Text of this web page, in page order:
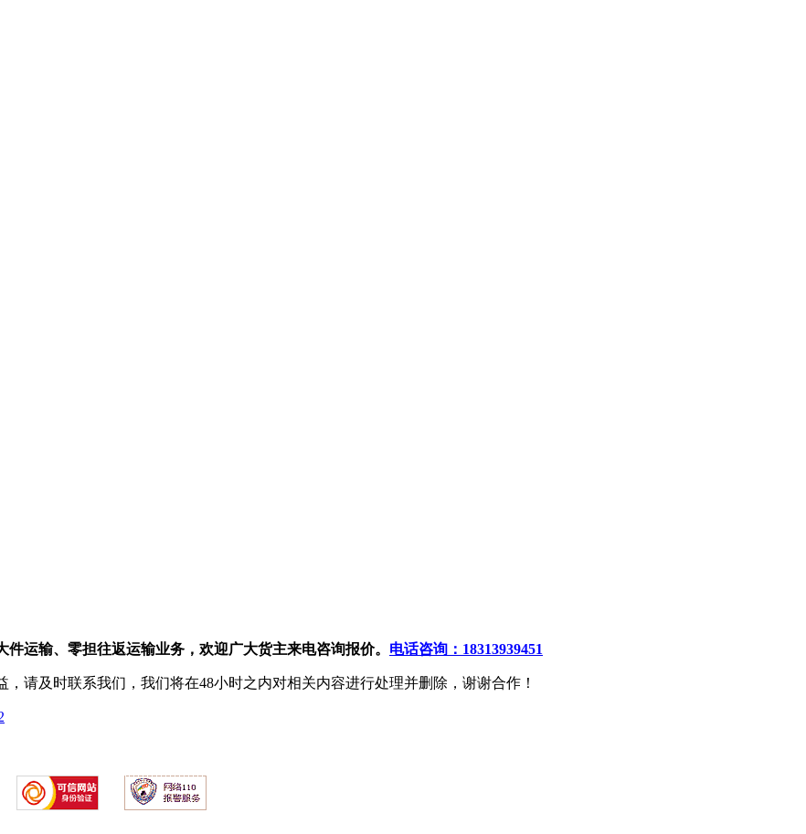
运输、零担往返运输业务，欢迎广大货主来电咨询报价。 电话咨询：18313939451
请及时联系我们，我们将在48小时之内对相关内容进行处理并删除，谢谢合作！